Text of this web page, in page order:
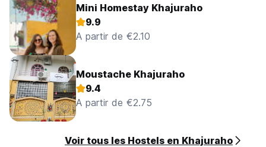
Mini Homestay Khajuraho
9.9
A partir de €2.10
Moustache Khajuraho
9.4
A partir de €2.75
Voir tous les Hostels en Khajuraho